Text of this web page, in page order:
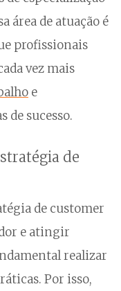
área de atuação é
profissionais
vez mais
e
de sucesso.
de
de customer
e atingir
realizar
Por isso,